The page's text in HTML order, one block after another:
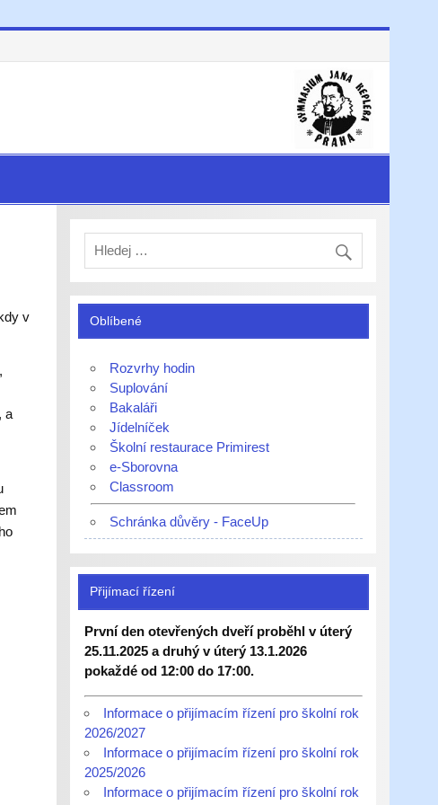
v
a
Oblíbené
Rozvrhy hodin
Suplování
Bakaláři
Jídelníček
Školní restaurace Primirest
e-Sborovna
Classroom
Schránka důvěry - FaceUp
Přijímací řízení
První den otevřených dveří proběhl v úterý
25.11.2025 a druhý v úterý 13.1.2026
pokaždé od 12:00 do 17:00.
Informace o přijímacím řízení pro školní rok
2026/2027
Informace o přijímacím řízení pro školní rok
2025/2026
Informace o přijímacím řízení pro školní rok